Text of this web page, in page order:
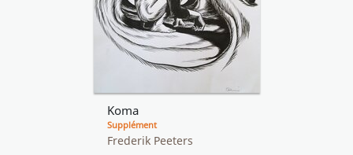
Koma
Supplément
Frederik Peeters